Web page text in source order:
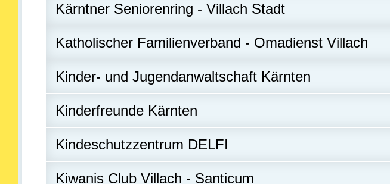
Kärntner Seniorenring - Villach Stadt
Katholischer Familienverband - Omadienst Villach
Kinder- und Jugendanwaltschaft Kärnten
Kinderfreunde Kärnten
Kindeschutzzentrum DELFI
Kiwanis Club Villach - Santicum